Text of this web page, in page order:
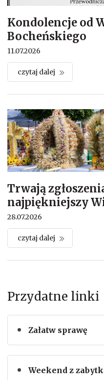
Przydatne linki
Załatw sprawę
Weekend z
Kondolencje od
Bocheńskiego
11.07.2026
czytaj dalej
Trwają
najpiękniejszy
28.07.2026
czytaj dalej